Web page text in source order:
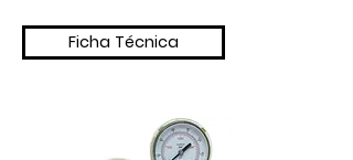
Ficha Técnica